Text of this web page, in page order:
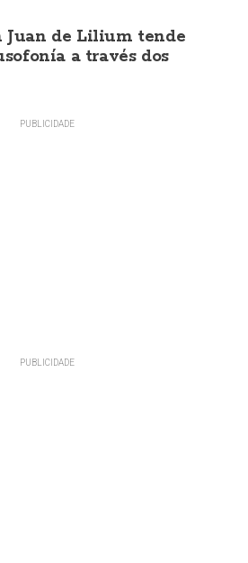
Juan de Lilium tende
a través dos